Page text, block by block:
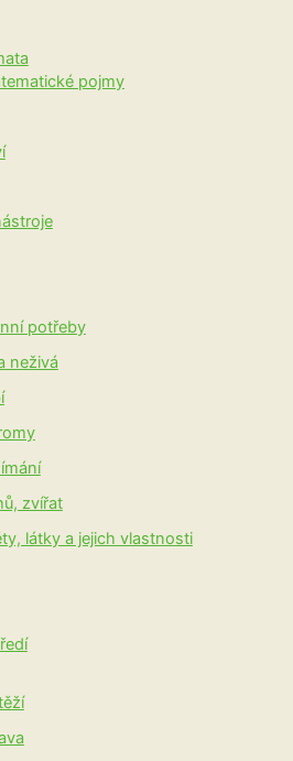
pojmy
potřeby
neživá
zvířat
látky a jejich vlastnosti